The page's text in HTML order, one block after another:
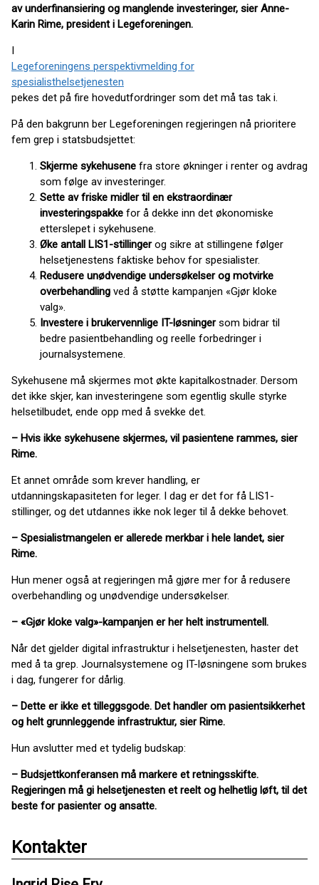
av underfinansiering og manglende investeringer, sier Anne-
Karin Rime, president i Legeforeningen.
I
Legeforeningens perspektivmelding for
spesialisthelsetjenesten
pekes det på fire hovedutfordringer som det må tas tak i.
På den bakgrunn ber Legeforeningen regjeringen nå prioritere
fem grep i statsbudsjettet:
Skjerme sykehusene fra store økninger i renter og avdrag
som følge av investeringer.
Sette av friske midler til en ekstraordinær
investeringspakke for å dekke inn det økonomiske
etterslepet i sykehusene.
Øke antall LIS1-stillingerog sikre at stillingene følger
helsetjenestens faktiske behov for spesialister.
Redusere unødvendige undersøkelser og motvirke
overbehandling ved å støtte kampanjen «Gjør kloke
valg».
Investere i brukervennlige IT-løsningersom bidrar til
bedre pasientbehandling og reelle forbedringer i
journalsystemene.
Sykehusene må skjermes mot økte kapitalkostnader. Dersom
det ikke skjer, kan investeringene som egentlig skulle styrke
helsetilbudet, ende opp med å svekke det.
– Hvis ikke sykehusene skjermes, vil pasientene rammes, sier
Rime.
Et annet område som krever handling, er
utdanningskapasiteten for leger. I dag er det for få LIS1-
stillinger, og det utdannes ikke nok leger til å dekke behovet.
– Spesialistmangelen er allerede merkbar i hele landet, sier
Rime.
Hun mener også at regjeringen må gjøre mer for å redusere
overbehandling og unødvendige undersøkelser.
– «Gjør kloke valg»-kampanjen er her helt instrumentell.
Når det gjelder digital infrastruktur i helsetjenesten, haster det
med å ta grep. Journalsystemene og IT-løsningene som brukes
i dag, fungerer for dårlig.
– Dette er ikke et tilleggsgode. Det handler om pasientsikkerhet
og helt grunnleggende infrastruktur, sier Rime.
Hun avslutter med et tydelig budskap:
– Budsjettkonferansen må markere et retningsskifte.
Regjeringen må gi helsetjenesten et reelt og helhetlig løft, til det
beste for pasienter og ansatte.
Kontakter